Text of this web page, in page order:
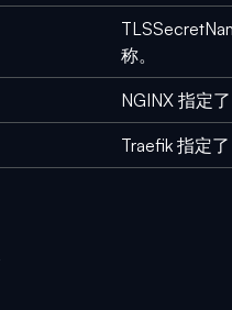
称。
NGINX 指定
Traefik 指定